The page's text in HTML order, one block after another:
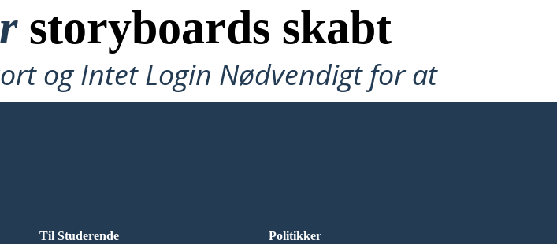
storyboards skabt
og Intet Login Nødvendigt for at
Til Studerende
Politikker